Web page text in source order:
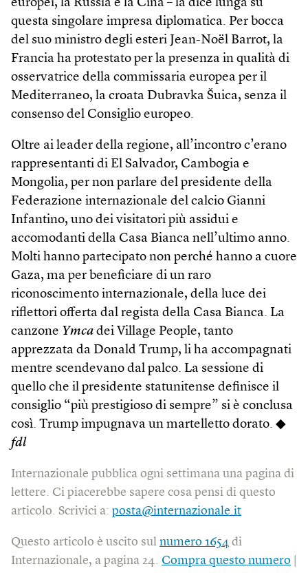
europei, la Russia e la Cina – la dice lunga su
questa singolare impresa diplomatica. Per bocca
del suo ministro degli esteri Jean-Noël Barrot, la
Francia ha protestato per la presenza in qualità di
osservatrice della commissaria europea per il
Mediterraneo, la croata Dubravka Šuica, senza il
consenso del Consiglio europeo.
Oltre ai leader della regione, all’incontro c’erano
rappresentanti di El Salvador, Cambogia e
Mongolia, per non parlare del presidente della
Federazione internazionale del calcio Gianni
Infantino, uno dei visitatori più assidui e
accomodanti della Casa Bianca nell’ultimo anno.
Molti hanno partecipato non perché hanno a cuore
Gaza, ma per beneficiare di un raro
riconoscimento internazionale, della luce dei
riflettori offerta dal regista della Casa Bianca. La
canzone Ymca dei Village People, tanto
apprezzata da Donald Trump, li ha accompagnati
mentre scendevano dal palco. La sessione di
quello che il presidente statunitense definisce il
consiglio “più prestigioso di sempre” si è conclusa
così. Trump impugnava un martelletto dorato. ◆
fdl
Internazionale pubblica ogni settimana una pagina di
lettere. Ci piacerebbe sapere cosa pensi di questo
articolo. Scrivici a: posta@internazionale.it
Questo articolo è uscito sul numero 1654 di
Internazionale, a pagina 24. Compra questo numero